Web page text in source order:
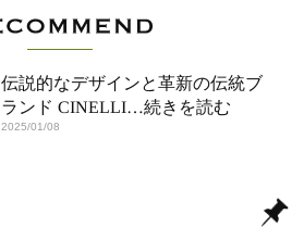
伝説的なデザインと革新の伝統ブ
ランド CINELLI…続きを読む
2025/01/08